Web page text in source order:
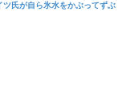
氏が自ら氷水をかぶってずぶ